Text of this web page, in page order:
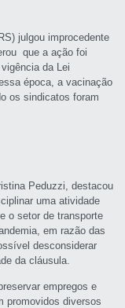
julgou improcedente
que a ação foi
da Lei
época, a vacinação
os sindicatos foram
Peduzzi, destacou
uma atividade
o setor de transporte
em razão das
desconsiderar
da cláusula.
empregos e
promovidos diversos